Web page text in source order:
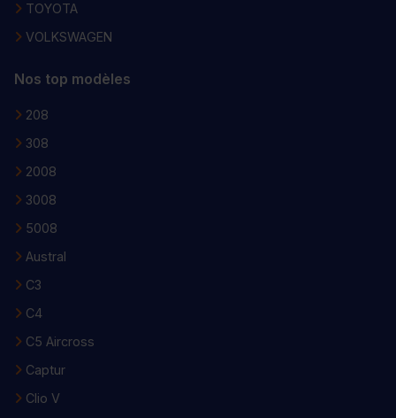
TOYOTA
VOLKSWAGEN
Nos top modèles
208
308
2008
3008
5008
Austral
C3
C4
C5 Aircross
Captur
Clio V